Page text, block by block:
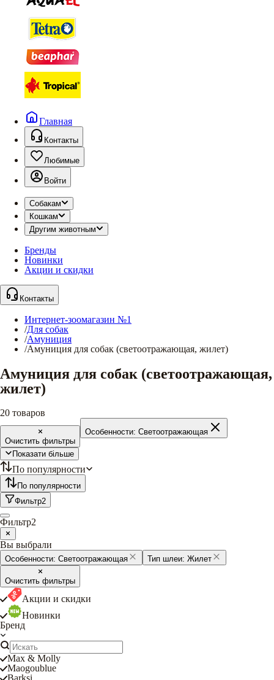
Главная
Контакты
Любимые
Войти
Собакам
Кошкам
Другим животным
Бренды
Новинки
Акции и скидки
Контакты
Интернет-зоомагазин №1
/Для собак
/Амуниция
/Амуниция для собак (светоотражающая, жилет)
Амуниция для собак (светоотражающая,
жилет)
20 товаров
Очистить фильтры
Особенности: Светоотражающая
Показати більше
По популярности
По популярности
Фильтр2
Фильтр2
Вы выбрали
Особенности: Светоотражающая Тип шлеи: Жилет
Очистить фильтры
Акции и скидки
Новинки
Бренд
Max & Molly
Maogoublue
Barksi